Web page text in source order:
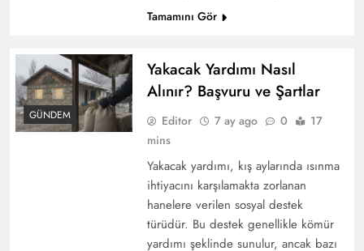
Tamamını Gör
GÜNDEM
Yakacak Yardımı Nasıl
Alınır? Başvuru ve Şartlar
Editor 7 ay ago 0
17
mins
Yakacak yardımı, kış aylarında ısınma
ihtiyacını karşılamakta zorlanan
hanelere verilen sosyal destek
türüdür. Bu destek genellikle kömür
yardımı şeklinde sunulur, ancak bazı